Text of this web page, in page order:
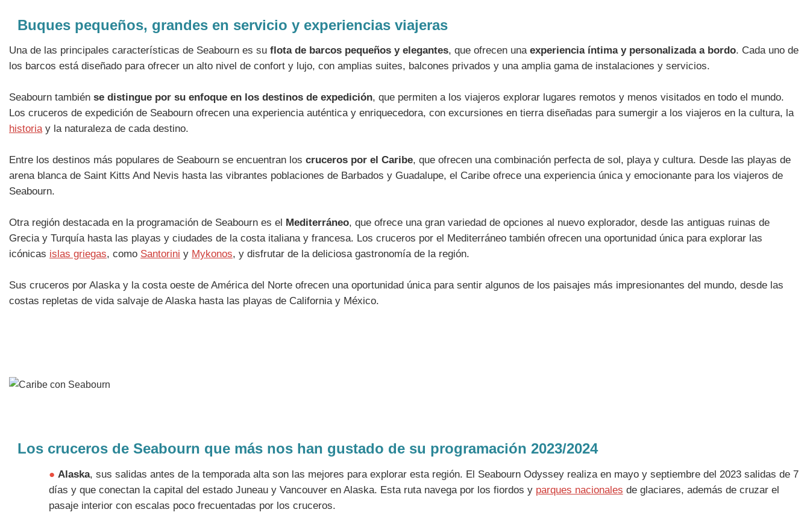
Buques pequeños, grandes en servicio y experiencias viajeras
Una de las principales características de Seabourn es su flota de barcos pequeños y elegantes, que ofrecen una experiencia íntima y personalizada a bordo. Cada uno de
los barcos está diseñado para ofrecer un alto nivel de confort y lujo, con amplias suites, balcones privados y una amplia gama de instalaciones y servicios.
Seabourn también se distingue por su enfoque en los destinos de expedición, que permiten a los viajeros explorar lugares remotos y menos visitados en todo el mundo.
Los cruceros de expedición de Seabourn ofrecen una experiencia auténtica y enriquecedora, con excursiones en tierra diseñadas para sumergir a los viajeros en la cultura, la
historiay la naturaleza de cada destino.
Entre los destinos más populares de Seabourn se encuentran los cruceros por el Caribe, que ofrecen una combinación perfecta de sol, playa y cultura. Desde las playas de
arena blanca de Saint Kitts And Nevis hasta las vibrantes poblaciones de Barbados y Guadalupe, el Caribe ofrece una experiencia única y emocionante para los viajeros de
Seabourn.
Otra región destacada en la programación de Seabourn es el Mediterráneo, que ofrece una gran variedad de opciones al nuevo explorador, desde las antiguas ruinas de
Grecia y Turquía hasta las playas y ciudades de la costa italiana y francesa. Los cruceros por el Mediterráneo también ofrecen una oportunidad única para explorar las
icónicas islas griegas, como Santorini y Mykonos, y disfrutar de la deliciosa gastronomía de la región.
Sus cruceros por Alaska y la costa oeste de América del Norte ofrecen una oportunidad única para sentir algunos de los paisajes más impresionantes del mundo, desde las
costas repletas de vida salvaje de Alaska hasta las playas de California y México.
Los cruceros de Seabourn que más nos han gustado de su programación 2023/2024
● Alaska, sus salidas antes de la temporada alta son las mejores para explorar esta región. El Seabourn Odyssey realiza en mayo y septiembre del 2023 salidas de 7
días y que conectan la capital del estado Juneau y Vancouver en Alaska. Esta ruta navega por los fiordos y parques nacionales de glaciares, además de cruzar el
pasaje interior con escalas poco frecuentadas por los cruceros.